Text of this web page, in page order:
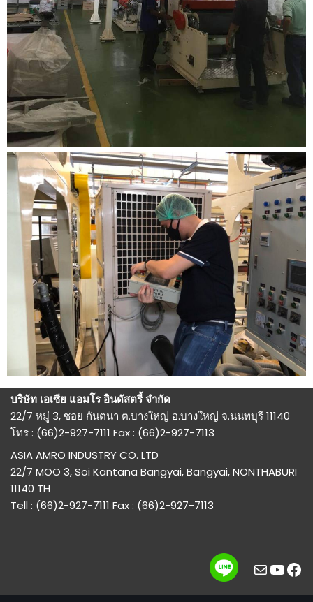
บริษัท เอเซีย แอมโร อินดัสตรี้ จำกัด
22/7 หมู่ 3, ซอย กันตนา ต.บางใหญ่ อ.บางใหญ่ จ.นนทบุรี 11140
โทร : (66)2-927-7111 Fax : (66)2-927-7113
ASIA AMRO INDUSTRY CO. LTD
22/7 MOO 3, Soi Kantana Bangyai, Bangyai, NONTHABURI
11140 TH
Tell : (66)2-927-7111 Fax : (66)2-927-7113